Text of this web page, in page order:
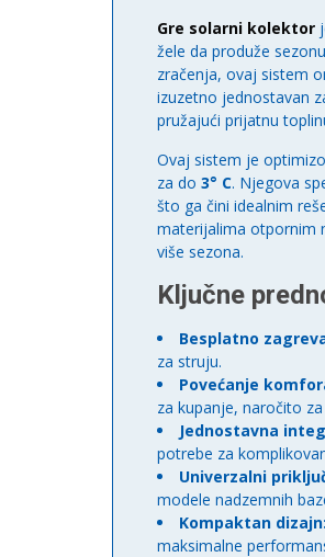
Gre solarni kolektor
žele da produže
zračenja, ovaj sistem
izuzetno jednostavan
pružajući prijatnu
Ovaj sistem je
za do 3° C. Njegova
što ga čini idealnim
materijalima otpornim
više sezona.
Ključne
Besplatno
za struju.
Povećanje
za kupanje, naročito
Jednostavna
potrebe za
Univerzalni
modele nadzemnih
Kompaktan dizajn:
maksimalne